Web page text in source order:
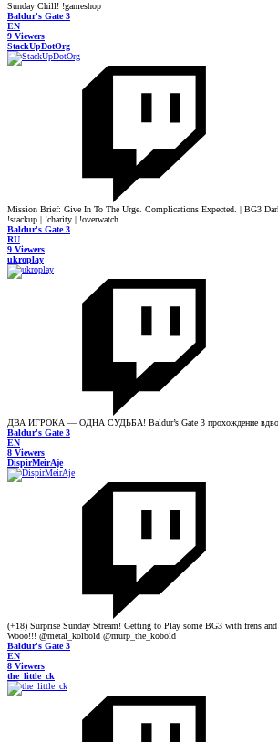
Sunday Chill! !gameshop
Baldur's Gate 3
EN
9 Viewers
StackUpDotOrg
Mission Brief: Give In To The Urge. Complications Expected. | BG3
!stackup | !charity | !overwatch
Baldur's Gate 3
RU
9 Viewers
ukroplay
ДВА ИГРОКА — ОДНА СУДЬБА! Baldur’s Gate 3 прохождение
Baldur's Gate 3
EN
8 Viewers
DispirMeirAje
(+18) Surprise Sunday Stream! Getting to Play some BG3 with frens and
Wooo!!! @metal_kolbold @murp_the_kobold
Baldur's Gate 3
EN
8 Viewers
the_little_ck